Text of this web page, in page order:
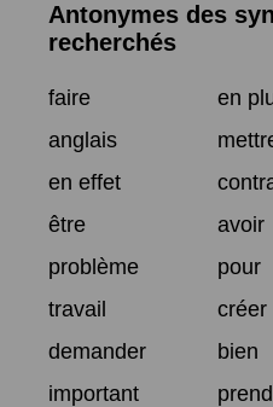
Antonymes des
recherchés
faire
en
anglais
en effet
être
avoir
problème
pour
travail
créer
demander
bien
important